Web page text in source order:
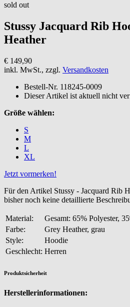
sold out
Stussy Jacquard Rib
Heather
€ 149,90
inkl. MwSt., zzgl. Versandkosten
Bestell-Nr. 118245-0009
Dieser Artikel ist aktuell nicht
Größe wählen:
S
M
L
XL
Jetzt vormerken!
Für den Artikel Stussy - Jacquard Rib
bisher noch keine detaillierte
Material:
Gesamt: 65% Polyester,
Farbe:
Grey Heather, grau
Style:
Hoodie
Geschlecht: Herren
Produktsicherheit
Herstellerinformationen: